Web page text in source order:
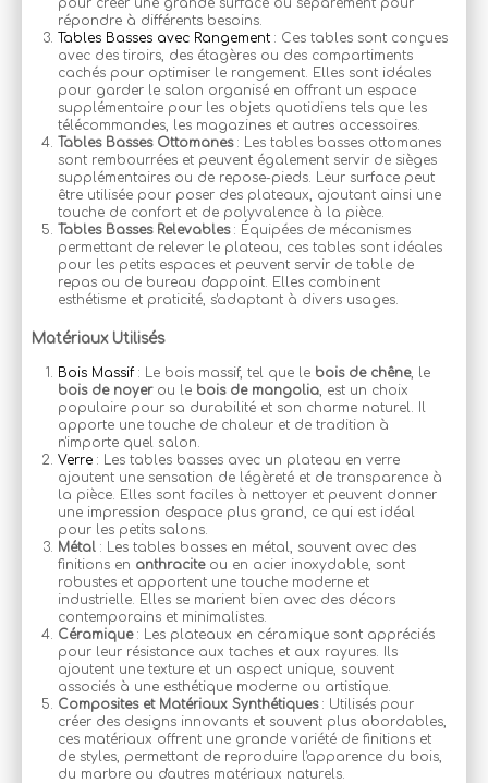
pour créer une grande surface ou séparément pour
répondre à différents besoins.
Tables Basses avec Rangement : Ces tables sont conçues
avec des tiroirs, des étagères ou des compartiments
cachés pour optimiser le rangement. Elles sont idéales
pour garder le salon organisé en offrant un espace
supplémentaire pour les objets quotidiens tels que les
télécommandes, les magazines et autres accessoires.
Tables Basses Ottomanes: Les tables basses ottomanes
sont rembourrées et peuvent également servir de sièges
supplémentaires ou de repose-pieds. Leur surface peut
être utilisée pour poser des plateaux, ajoutant ainsi une
touche de confort et de polyvalence à la pièce.
Tables Basses Relevables: Équipées de mécanismes
permettant de relever le plateau, ces tables sont idéales
pour les petits espaces et peuvent servir de table de
repas ou de bureau d'appoint. Elles combinent
esthétisme et praticité, s'adaptant à divers usages.
Matériaux Utilisés
Bois Massif: Le bois massif, tel que le bois de chêne, le
bois de noyerou le bois de mangolia , est un choix
populaire pour sa durabilité et son charme naturel. Il
apporte une touche de chaleur et de tradition à
n'importe quel salon.
Verre : Les tables basses avec un plateau en verre
ajoutent une sensation de légèreté et de transparence à
la pièce. Elles sont faciles à nettoyer et peuvent donner
une impression d'espace plus grand, ce qui est idéal
pour les petits salons.
Métal : Les tables basses en métal, souvent avec des
finitions en anthraciteou en acier inoxydable, sont
robustes et apportent une touche moderne et
industrielle. Elles se marient bien avec des décors
contemporains et minimalistes.
Céramique: Les plateaux en céramique sont appréciés
pour leur résistance aux taches et aux rayures. Ils
ajoutent une texture et un aspect unique, souvent
associés à une esthétique moderne ou artistique.
Composites et Matériaux Synthétiques: Utilisés pour
créer des designs innovants et souvent plus abordables,
ces matériaux offrent une grande variété de finitions et
de styles, permettant de reproduire l'apparence du bois,
du marbre ou d'autres matériaux naturels.